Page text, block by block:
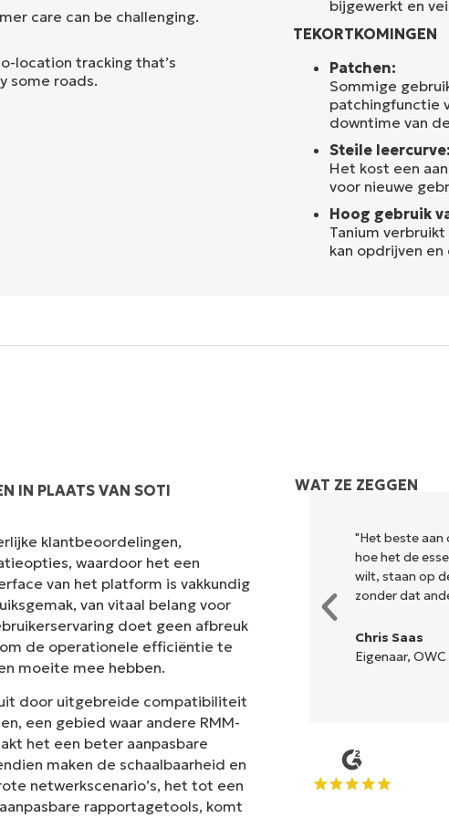
care can be challenging.
location tracking that’s
some roads.
bijgewerkt en
TEKORTKOMINGEN
Patchen:
Sommige
patchingfunctie
downtime van
Steile leercurve:
Het kost een
voor nieuwe
Hoog gebruik
Tanium
kan opdrijven
IN PLAATS VAN SOTI
klantbeoordelingen,
waardoor het een
van het platform is vakkundig
van vitaal belang voor
doet geen afbreuk
de operationele efficiëntie te
moeite mee hebben.
door uitgebreide compatibiliteit
een gebied waar andere RMM-
het een beter aanpasbare
maken de schaalbaarheid en
netwerkscenario’s, het tot een
rapportagetools, komt
WAT ZE ZEGGEN
en combineert een vloeiende
Er is geen ingewikkelde
Alle opties en hulpmiddelen zijn
en de interface is... gemakkelijk
"Het beste aan
hoe het de
wilt, staan op
zonder dat
Chris Saas
Eigenaar,